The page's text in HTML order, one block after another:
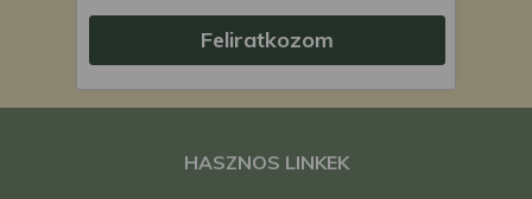
Feliratkozom
HASZNOS LINKEK